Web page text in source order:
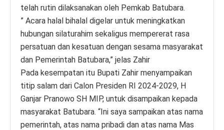
telah rutin dilaksanakan oleh Pemkab Batubara.
” Acara halal bihalal digelar untuk meningkatkan
hubungan silaturahim sekaligus mempererat rasa
persatuan dan kesatuan dengan sesama masyarakat
dan Pemerintah Batubara,” jelas Zahir
Pada kesempatan itu Bupati Zahir menyampaikan
titip salam dari Calon Presiden RI 2024-2029, H
Ganjar Pranowo SH MIP, untuk disampaikan kepada
masyarakat Batubara. “Ini saya sampaikan atas nama
pemerintah, atas nama pribadi dan atas nama Mas